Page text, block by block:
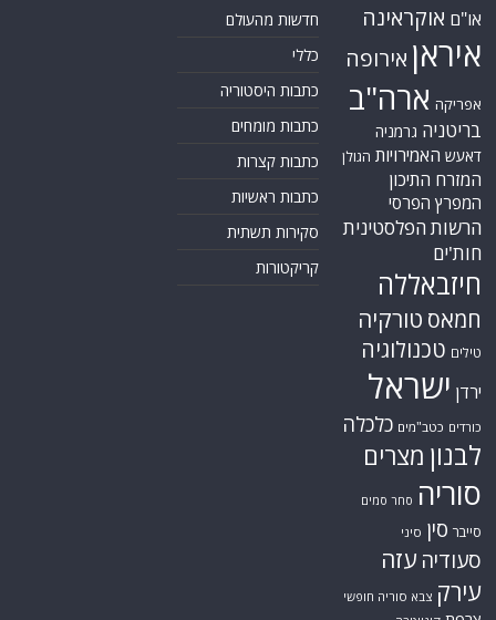
או"ם אוקראינה
איראן אירופה
אפריקה ארה"ב
בריטניה גרמניה
דאעש האמירויות הגולן
המזרח התיכון
המפרץ הפרסי
הרשות הפלסטינית
חות'ים
חיזבאללה
חמאס טורקיה
טילים טכנולוגיה
ירדן ישראל
כורדים כטב"מים כלכלה
לבנון מצרים
סוריה סחר סמים
סייבר סין סיני
סעודיה עזה
עירק צבא סוריה חופשי
חדשות מהעולם
כללי
כתבות היסטוריה
כתבות מומחים
כתבות קצרות
כתבות ראשיות
סקירות תשתית
קריקטורות